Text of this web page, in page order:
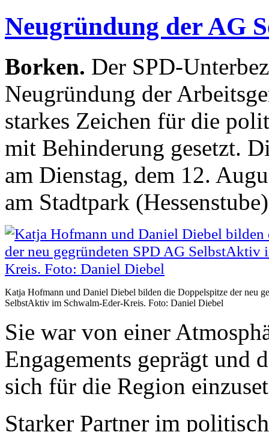
Neugründung der AG
Borken. Der SPD-
Neugründung der
starkes Zeichen für die
mit Behinderung gesetzt.
am Dienstag, dem 12.
am Stadtpark
Katja Hofmann und Daniel Diebel bilden die Doppelspitze der neu
SelbstAktiv im Schwalm-Eder-Kreis. Foto: Daniel Diebel
Sie war von einer
Engagements geprägt und
sich für die Region
Starker Partner im